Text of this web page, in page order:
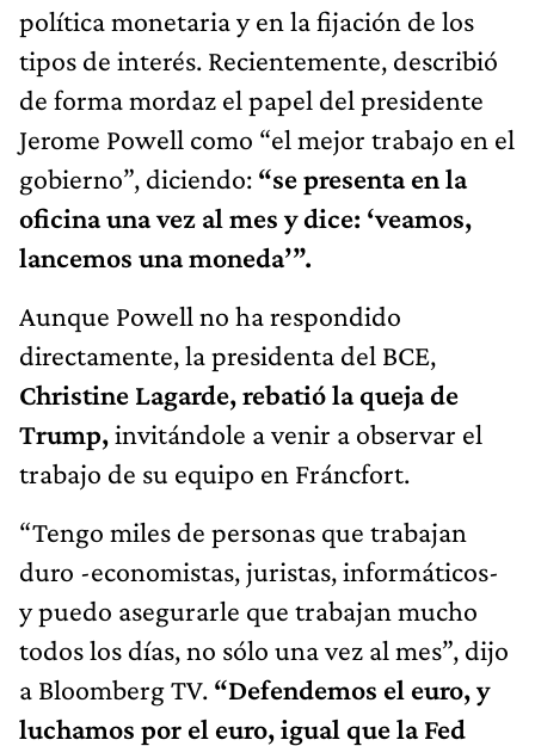
política monetaria y en la fijación de los
tipos de interés. Recientemente, describió
de forma mordaz el papel del presidente
Jerome Powell como “el mejor trabajo en el
gobierno”, diciendo: “se presenta en la
oficina una vez al mes y dice: ‘veamos,
lancemos una moneda’”.
Aunque Powell no ha respondido
directamente, la presidenta del BCE,
Christine Lagarde, rebatió la queja de
Trump,invitándole a venir a observar el
trabajo de su equipo en Fráncfort.
“Tengo miles de personas que trabajan
duro -economistas, juristas, informáticos-
y puedo asegurarle que trabajan mucho
todos los días, no sólo una vez al mes”, dijo
a Bloomberg TV. “Defendemos el euro, y
luchamos por el euro, igual que la Fed